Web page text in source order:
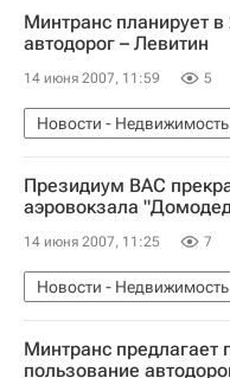
Минтранс планирует
автодорог – Левитин
14 июня 2007, 11:59 5
Новости - Недвижимость
Президиум ВАС
аэровокзала
14 июня 2007, 11:25 7
Новости - Недвижимость
Коммерческая
Минтранс предлагает
пользование